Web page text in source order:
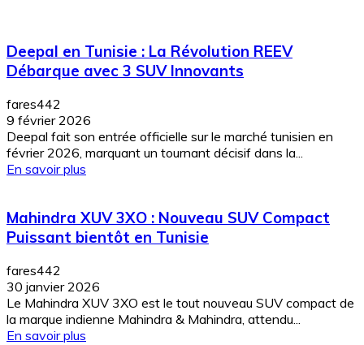
Deepal en Tunisie : La Révolution REEV
Débarque avec 3 SUV Innovants
fares442
9 février 2026
Deepal fait son entrée officielle sur le marché tunisien en
février 2026, marquant un tournant décisif dans la...
En savoir plus
Mahindra XUV 3XO : Nouveau SUV Compact
Puissant bientôt en Tunisie
fares442
30 janvier 2026
Le Mahindra XUV 3XO est le tout nouveau SUV compact de
la marque indienne Mahindra & Mahindra, attendu...
En savoir plus